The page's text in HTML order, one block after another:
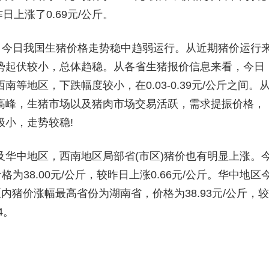
上涨了0.69元/公斤。
我国生猪价格走势稳中趋弱运行。从近期猪价运行
伏较小，总体趋稳。从各省生猪报价信息来看，今日
等地区，下跌幅度较小，在0.03-0.39元/公斤之间。从
，生猪市场以及猪肉市场交易活跃，需求提振价格，
小，走势较稳!
地区，西南地区局部省(市区)猪价也有明显上涨。
为38.00元/公斤，较昨日上涨0.66元/公斤。华中地区
猪价涨幅最高省份为湖南省，价格为38.93元/公斤，较